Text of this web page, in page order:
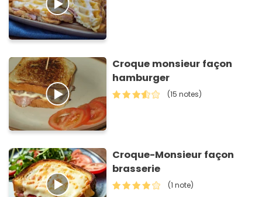
Croque monsieur façon
hamburger
(15 notes)
Croque-Monsieur façon
brasserie
(1 note)